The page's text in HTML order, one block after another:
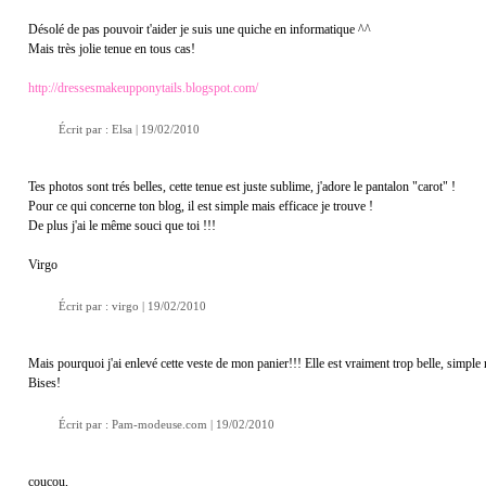
Désolé de pas pouvoir t'aider je suis une quiche en informatique ^^
Mais très jolie tenue en tous cas!
http://dressesmakeupponytails.blogspot.com/
Écrit par : Elsa | 19/02/2010
Tes photos sont trés belles, cette tenue est juste sublime, j'adore le pantalon "carot" !
Pour ce qui concerne ton blog, il est simple mais efficace je trouve !
De plus j'ai le même souci que toi !!!
Virgo
Écrit par : virgo | 19/02/2010
Mais pourquoi j'ai enlevé cette veste de mon panier!!! Elle est vraiment trop belle, simple
Bises!
Écrit par : Pam-modeuse.com | 19/02/2010
coucou,